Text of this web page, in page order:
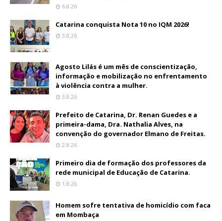
6.8.26
Catarina conquista Nota 10 no IQM 2026!
3.8.26
Agosto Lilás é um mês de conscientização,
informação e mobilização no enfrentamento
à violência contra a mulher.
3.8.26
Prefeito de Catarina, Dr. Renan Guedes e a
primeira-dama, Dra. Nathalia Alves, na
convenção do governador Elmano de Freitas.
2.8.26
Primeiro dia de formação dos professores da
rede municipal de Educação de Catarina.
1.8.26
Homem sofre tentativa de homicídio com faca
em Mombaça